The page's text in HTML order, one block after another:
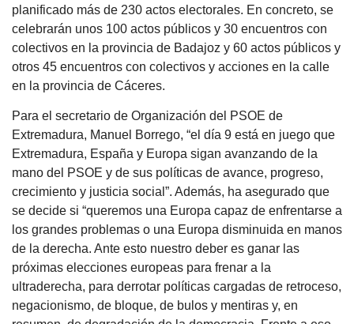
planificado más de 230 actos electorales. En concreto, se
celebrarán unos 100 actos públicos y 30 encuentros con
colectivos en la provincia de Badajoz y 60 actos públicos y
otros 45 encuentros con colectivos y acciones en la calle
en la provincia de Cáceres.
Para el secretario de Organización del PSOE de
Extremadura, Manuel Borrego, “el día 9 está en juego que
Extremadura, España y Europa sigan avanzando de la
mano del PSOE y de sus políticas de avance, progreso,
crecimiento y justicia social”. Además, ha asegurado que
se decide si “queremos una Europa capaz de enfrentarse a
los grandes problemas o una Europa disminuida en manos
de la derecha. Ante esto nuestro deber es ganar las
próximas elecciones europeas para frenar a la
ultraderecha, para derrotar políticas cargadas de retroceso,
negacionismo, de bloque, de bulos y mentiras y, en